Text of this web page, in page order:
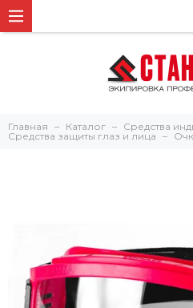
Главная Каталог
Средства
Средства защиты глаз и лица